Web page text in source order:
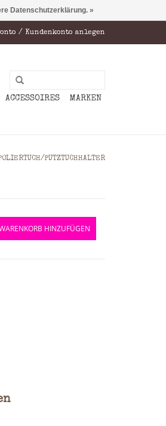
/ Kundenkonto anlegen
ACCESSOIRES MARKEN
PUTZTUCHHALTER
HINZUFÜGEN
Datenschutzerklärung. »